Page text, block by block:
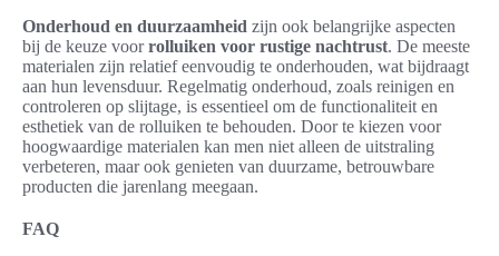
Onderhoud en duurzaamheid zijn ook belangrijke aspecten
bij de keuze voorrolluiken voor rustige nachtrust. De meeste
materialen zijn relatief eenvoudig te onderhouden, wat bijdraagt
aan hun levensduur. Regelmatig onderhoud, zoals reinigen en
controleren op slijtage, is essentieel om de functionaliteit en
esthetiek van de rolluiken te behouden. Door te kiezen voor
hoogwaardige materialen kan men niet alleen de uitstraling
verbeteren, maar ook genieten van duurzame, betrouwbare
producten die jarenlang meegaan.
FAQ